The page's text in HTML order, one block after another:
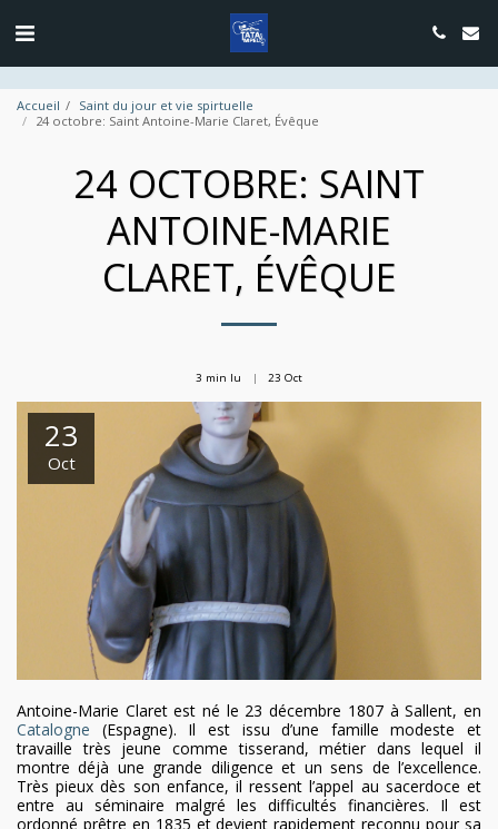
google.com, pub-4889604885818732, DIRECT, f08c47fec0942fa0
Accueil
Saint du jour et vie spirtuelle
24 octobre: Saint Antoine-Marie Claret, Évêque
24 OCTOBRE: SAINT
ANTOINE-MARIE
CLARET, ÉVÊQUE
3 min lu 23Oct
23
Oct
Antoine-Marie Claret est né le 23 décembre 1807 à Sallent, en
Catalogne (Espagne). Il est issu d’une famille modeste et
travaille très jeune comme tisserand, métier dans lequel il
montre déjà une grande diligence et un sens de l’excellence.
Très pieux dès son enfance, il ressent l’appel au sacerdoce et
entre au séminaire malgré les difficultés financières. Il est
ordonné prêtre en 1835 et devient rapidement reconnu pour sa